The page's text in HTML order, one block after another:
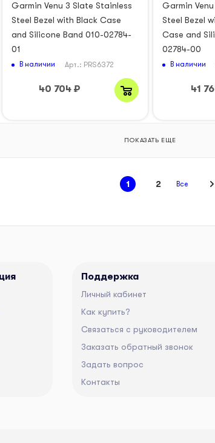
Garmin Venu 3 Slate Stainless
Steel Bezel with Black Case
and Silicone Band 010-02784-
01
В наличии Арт.: PRS6372
40 704 ₽
Garmin
Steel Bezel
Case and
02784-00
В наличии
41
ПОКАЗАТЬ ЕЩЕ
1 2 Все
Поддержка
Личный кабинет
Как купить?
Связаться с руководителем
Заказать обратный звонок
Задать вопрос
Контакты